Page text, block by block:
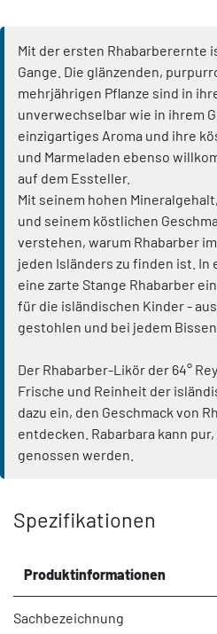
Mit der ersten Rhabarberernte
Gange. Die glänzenden,
mehrjährigen Pflanze sind in
unverwechselbar wie in ihrem
einzigartiges Aroma und ihre
und Marmeladen ebenso
auf dem Essteller.
Mit seinem hohen
und seinem köstlichen
verstehen, warum Rhabarber
jeden Isländers zu finden ist.
eine zarte Stange Rhabarber
für die isländischen Kinder -
gestohlen und bei jedem
Der Rhabarber-Likör der 64°
Frische und Reinheit der
dazu ein, den Geschmack von
entdecken. Rabarbara kann
genossen werden.
Spezifikationen
Produktinformationen
Sachbezeichnung